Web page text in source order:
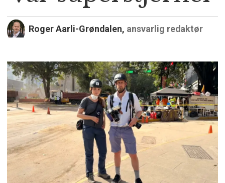
Roger Aarli-Grøndalen, ansvarlig redaktør